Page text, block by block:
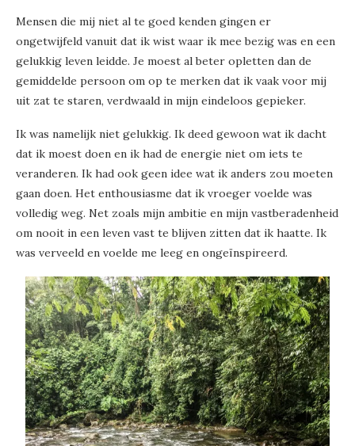
Mensen die mij niet al te goed kenden gingen er
ongetwijfeld vanuit dat ik wist waar ik mee bezig was en een
gelukkig leven leidde. Je moest al beter opletten dan de
gemiddelde persoon om op te merken dat ik vaak voor mij
uit zat te staren, verdwaald in mijn eindeloos gepieker.
Ik was namelijk niet gelukkig. Ik deed gewoon wat ik dacht
dat ik moest doen en ik had de energie niet om iets te
veranderen. Ik had ook geen idee wat ik anders zou moeten
gaan doen. Het enthousiasme dat ik vroeger voelde was
volledig weg. Net zoals mijn ambitie en mijn vastberadenheid
om nooit in een leven vast te blijven zitten dat ik haatte. Ik
was verveeld en voelde me leeg en ongeïnspireerd.